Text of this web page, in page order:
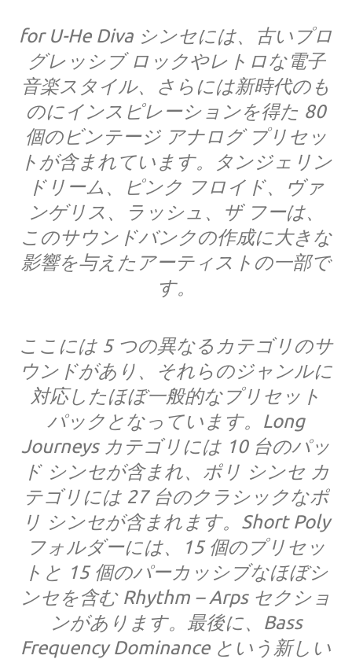
for U-He Diva シンセには、古いプロ
グレッシブ ロックやレトロな電子
音楽スタイル、さらには新時代のも
のにインスピレーションを得た 80
個のビンテージ アナログ プリセッ
トが含まれています。タンジェリン
ドリーム、ピンク フロイド、ヴァ
ンゲリス、ラッシュ、ザ フーは、
このサウンドバンクの作成に大きな
影響を与えたアーティストの一部で
す。
ここには 5 つの異なるカテゴリのサ
ウンドがあり、それらのジャンルに
対応したほぼ一般的なプリセット
パックとなっています。Long
Journeys カテゴリには 10 台のパッ
ド シンセが含まれ、ポリ シンセ カ
テゴリには 27 台のクラシックなポ
リ シンセが含まれます。Short Poly
フォルダーには、15 個のプリセッ
トと 15 個のパーカッシブなほぼシ
ンセを含む Rhythm – Arps セクショ
ンがあります。最後に、Bass
Frequency Dominance という新しい